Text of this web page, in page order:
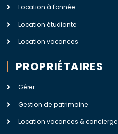
Location à l'année
Location étudiante
Location vacances
PROPRIÉTAIRES
Gérer
Gestion de patrimoine
Location vacances &